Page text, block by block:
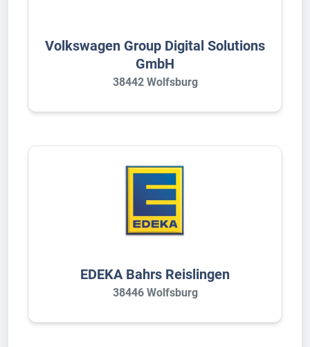
Volkswagen Group Digital Solutions
GmbH
38442 Wolfsburg
EDEKA Bahrs Reislingen
38446 Wolfsburg